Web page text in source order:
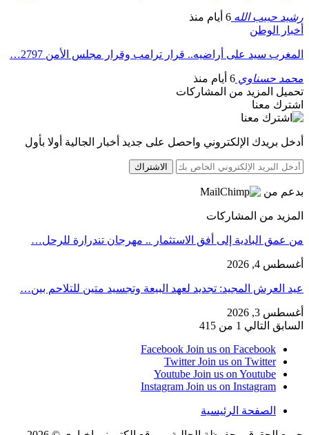
رشيد حبيب الله 6 أيام منذ
أخبار الوطن
المغرب سيد على أراضيه.. قرار ترامب وقرار مجلس الأمن 2797…
محمد حسناوي 6 أيام منذ
تحميل المزيد من المشاركات
اشترك معنا
أدخل بريدك الإلكتروني واحصل على جديد أخبار الجالية أولا بأول
الاشتراك
بدعم من
المزيد من المشاركات
من عمق البادية إلى أفق الاستثمار .. مهرجان تندرارة للرحل…
أغسطس 4, 2026
عيد العرش المجيد: تجديد لعهد البيعة وتجسيد متين للتلاحم بين…
أغسطس 3, 2026
السابق التالي 1 من 415
Facebook Join us on Facebook
Twitter Join us on Twitter
Youtube Join us on Youtube
Instagram Join us on Instagram
الصفحة الرئيسية